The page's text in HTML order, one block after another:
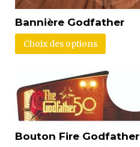
Bannière Godfather
Choix des options
Bouton Fire Godfather